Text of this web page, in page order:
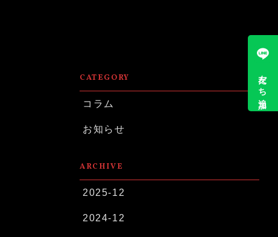
友だち追加
CATEGORY
コラム
お知らせ
ARCHIVE
2025-12
2024-12